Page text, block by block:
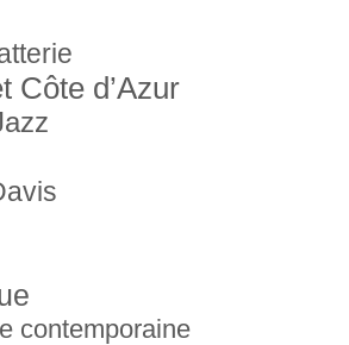
Côte d’Azur
contemporaine